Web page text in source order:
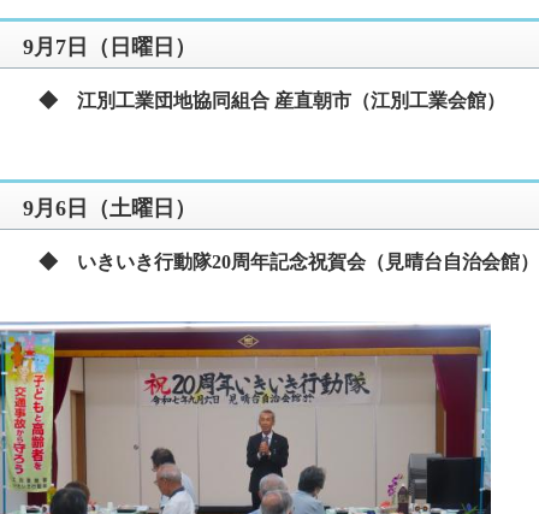
9月7日（日曜日）
◆ 江別工業団地協同組合 産直朝市（江別工業会館）
9月6日（土曜日）
◆ いきいき行動隊20周年記念祝賀会（見晴台自治会館）